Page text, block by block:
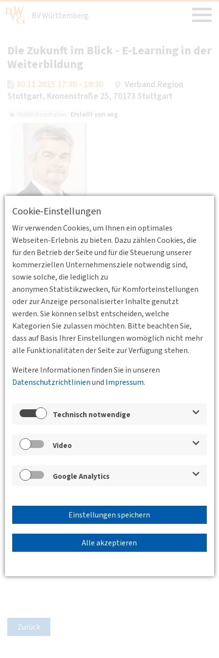
Cookie-Einstellungen
Wir verwenden Cookies, um Ihnen ein optimales
Webseiten-Erlebnis zu bieten. Dazu zählen Cookies, die
für den Betrieb der Seite und für die Steuerung unserer
kommerziellen Unternehmensziele notwendig sind,
sowie solche, die lediglich zu
anonymen Statistikzwecken, für Komforteinstellungen
oder zur Anzeige personalisierter Inhalte genutzt
werden. Sie können selbst entscheiden, welche
Kategorien Sie zulassen möchten. Bitte beachten Sie,
dass auf Basis Ihrer Einstellungen womöglich nicht mehr
alle Funktionalitäten der Seite zur Verfügung stehen.
Weitere Informationen finden Sie in unseren
Datenschutzrichtlinienund Impressum.
Technisch notwendige
Video
Google Analytics
Einstellungen speichern
Alle akzeptieren
BV Württemberg
Die Zukunft im Blick - E-Learning in der
Weiterbildung
30.11.2015 17:30 - 19:30
Verband Region
Stuttgart, Kronenstraße 25, 70173 Stuttgart
Mobilitätsverhalten Erstellt von wig
Referent: Uwe Nestel, Geschäftsführender Vorstand, SVG
Württemberg eG
Aufgrund der sich stetig verändernden Anforderungen der
Bildungslandschaft Deutschlands sowie dem wachsenden
Interesse an mobilem Lernen wurde am 0107.2014 die
SVG Akademie GmbH gegründet. Die Gesellschaft beschäftigt
sich mit den Bedürfnissen des mobilen Lernens
in der Verkehrswirtschaft und bietet Unternehmen eine
Plattform für Austausch, Diskussion und Wissens-erwerb. Im
Vortrag wird Ihnen dieses neu entwickelte Lernmedium für
die Transport- und Logistikbranche vorgestellt. Außerdem
wird das Pro und Contra des E-Learnings in der gesetzlich
reglementierten Weiterbildung diskutiert.
Standort
Zurück